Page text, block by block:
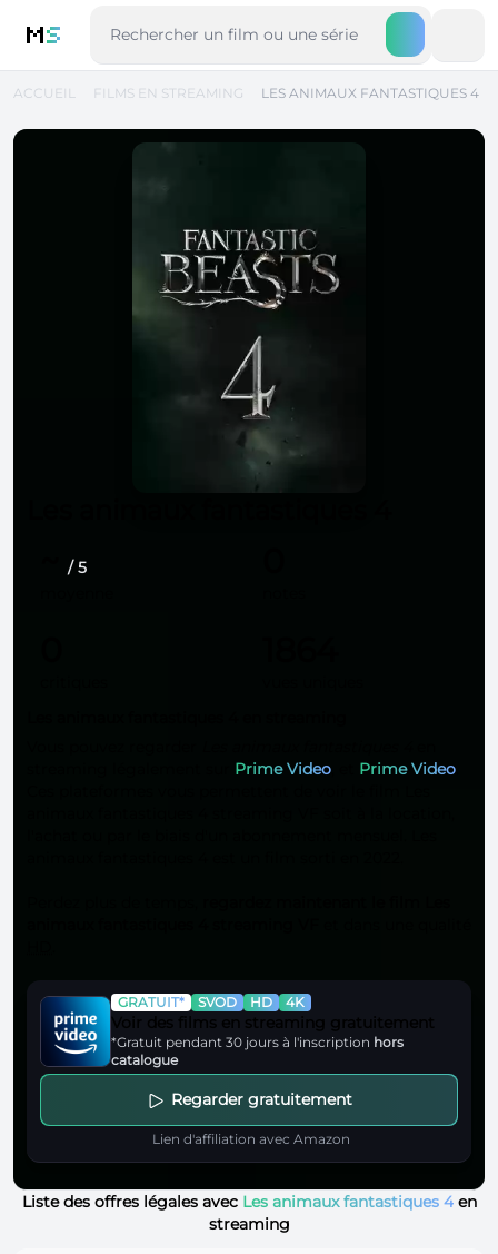
MS
ACCUEIL FILMS EN STREAMING LES ANIMAUX FANTASTIQUES 4
/ 5
Prime Video Prime Video
GRATUIT* SVOD HD 4K
Voir des films en streaming gratuitement
*Gratuit pendant 30 jours à l'inscription hors
catalogue
Regarder gratuitement
Lien d'affiliation avec Amazon
Liste des offres légales avec Les animaux fantastiques 4en
streaming